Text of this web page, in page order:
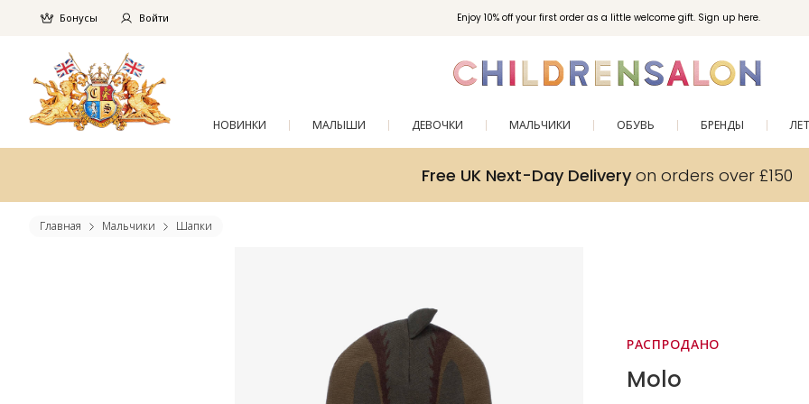
Enjoy 10% off your first order as a little welcome gift. Sign up here.
Бонусы Войти
НОВИНКИ МАЛЫШИ ДЕВОЧКИ МАЛЬЧИКИ ОБУВЬ БРЕНДЫ
Free UK Next-Day Deliveryon orders over £150
Главная Мальчики Шапки
РАСПРОДАНО
Molo